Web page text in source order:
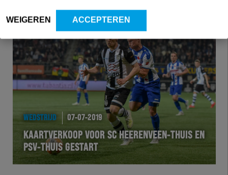
WEIGEREN ACCEPTEREN
WEDSTRIJD 07-07-2019
KAARTVERKOOP VOOR SC HEERENVEEN-THUIS EN
PSV-THUIS GESTART